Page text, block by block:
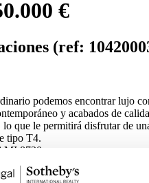
€
(ref:
podemos encontrar lujo
y acabados de
lo que le permitirá disfrutar de
tipo T4.
8730